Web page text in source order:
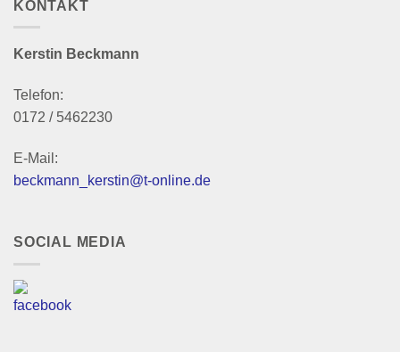
KONTAKT
Kerstin Beckmann
Telefon:
0172 / 5462230
E-Mail:
beckmann_kerstin@t-online.de
SOCIAL MEDIA